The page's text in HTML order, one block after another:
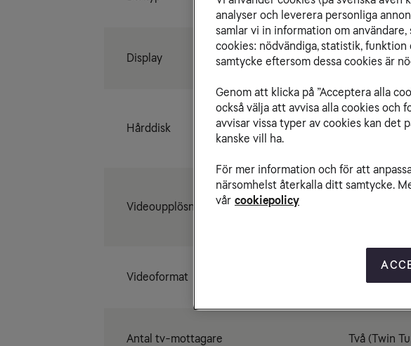
Display Ja
Hårddisk
Ja. SMT-
Videoupplösning
Videoformat
Antal tv-mottagare Två (Twin
analyser och leverera personliga
samlar vi in information om
cookies: nödvändiga, statistik,
samtycke eftersom dessa cookies är
Genom att klicka på ”Acceptera alla
också välja att avvisa alla cookies och
avvisar vissa typer av cookies kan det
kanske vill ha.
För mer information och för att
närsomhelst återkalla ditt samtycke.
vår cookiepolicy